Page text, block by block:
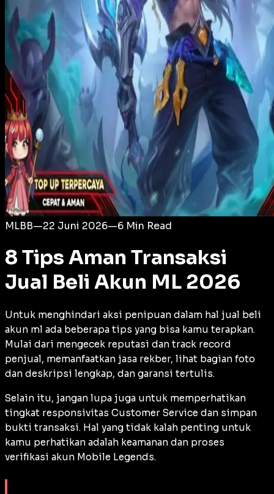
Login
MLBB—22 Juni 2026—6 Min Read
8 Tips Aman Transaksi
Jual Beli Akun ML 2026
Untuk menghindari aksi penipuan dalam hal jual beli
akun ml ada beberapa tips yang bisa kamu terapkan.
Mulai dari mengecek reputasi dan track record
penjual, memanfaatkan jasa rekber, lihat bagian foto
dan deskripsi lengkap, dan garansi tertulis.
Selain itu, jangan lupa juga untuk memperhatikan
tingkat responsivitas Customer Service dan simpan
bukti transaksi. Hal yang tidak kalah penting untuk
kamu perhatikan adalah keamanan dan proses
verifikasi akun Mobile Legends.